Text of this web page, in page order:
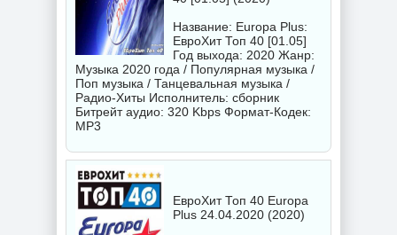
Название: Europa Plus:
ЕвроХит Топ 40 [01.05]
Год выхода: 2020 Жанр:
Музыка 2020 года / Популярная музыка /
Поп музыка / Танцевальная музыка /
Радио-Хиты Исполнитель: сборник
Битрейт аудио: 320 Kbps Формат-Кодек:
MP3
ЕвроХит Топ 40 Europa
Plus 24.04.2020 (2020)